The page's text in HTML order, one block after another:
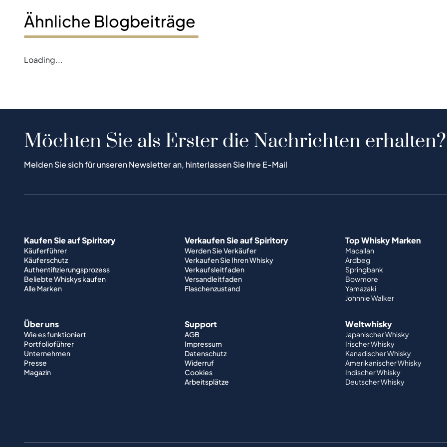
Ähnliche Blogbeiträge
Loading...
Möchten Sie als Erster die Nachrichten erhalten?
Melden Sie sich für unseren Newsletter an, hinterlassen Sie Ihre E-Mail
Kaufen Sie auf Spiritory
Käuferführer
Käuferschutz
Authentifizierungsprozess
Beliebte Whiskys kaufen
Alle Marken
Verkaufen Sie auf Spiritory
Werden Sie Verkäufer
Verkaufen Sie Ihren Whisky
Verkaufsleitfaden
Versandleitfaden
Flaschenzustand
Top Whisky Marken
Macallan
Ardbeg
Springbank
Bowmore
Yamazaki
Johnnie Walker
Über uns
Wie es funktioniert
Portfolioführer
Unternehmen
Presse
Magazin
Support
AGB
Impressum
Datenschutz
Widerruf
Cookies
Arbeitsplätze
Weltwhisky
Japanischer Whisky
Irischer Whisky
Kanadischer Whisky
Amerikanischer Whisky
Indischer Whisky
Deutscher Whisky